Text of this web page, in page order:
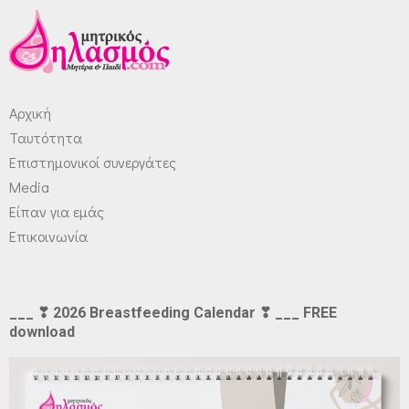
Αρχική
Ταυτότητα
Επιστημονικοί συνεργάτες
Media
Είπαν για εμάς
Επικοινωνία
___ ❣ 2026 Breastfeeding Calendar ❣ ___ FREE
download